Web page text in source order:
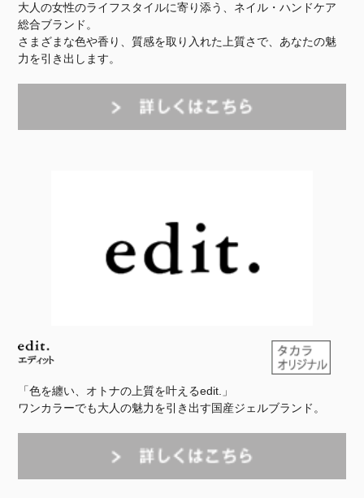
大人の女性のライフスタイルに寄り添う、ネイル・ハンドケア
総合ブランド。
さまざまな色や香り、質感を取り入れた上質さで、あなたの魅
力を引き出します。
「色を纏い、オトナの上質を叶えるedit.」
ワンカラーでも大人の魅力を引き出す国産ジェルブランド。